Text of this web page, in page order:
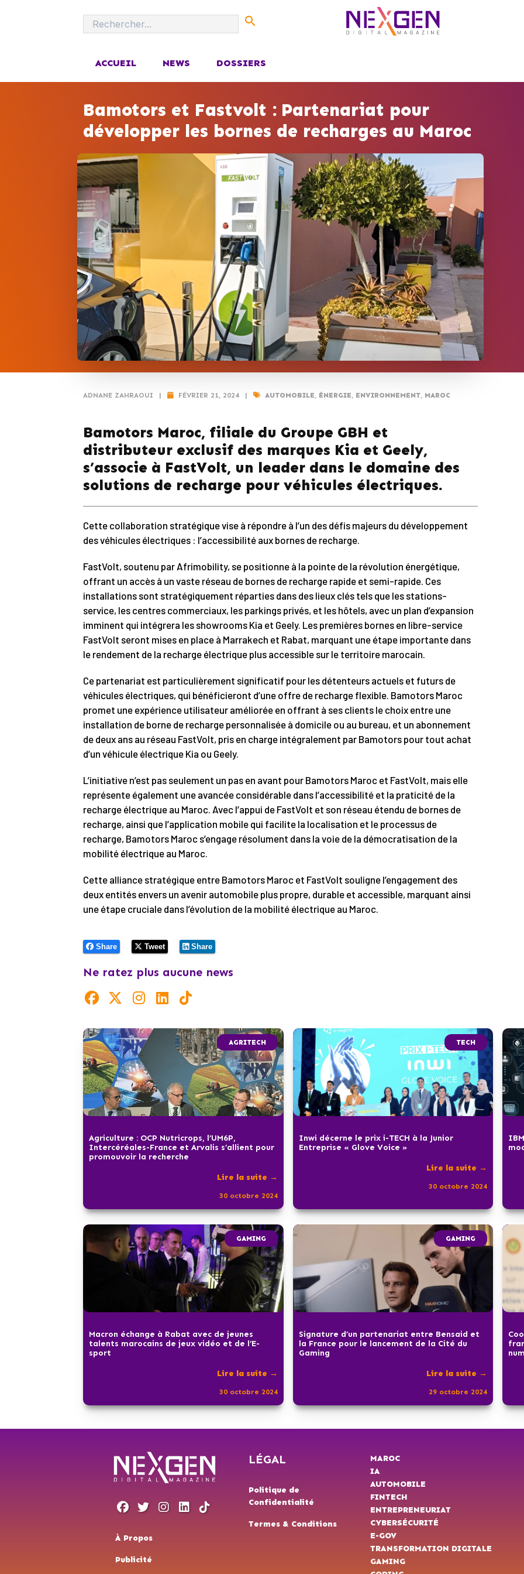
ACCUEIL NEWS DOSSIERS
Bamotors et Fastvolt : Partenariat pour
développer les bornes de recharges au Maroc
ADNANE ZAHRAOUI | FÉVRIER 21, 2024 | AUTOMOBILE, ÉNERGIE, ENVIRONNEMENT, MAROC
Bamotors Maroc, filiale du Groupe GBH et
distributeur exclusif des marques Kia et Geely,
s’associe à FastVolt, un leader dans le domaine des
solutions de recharge pour véhicules électriques.
Cette collaboration stratégique vise à répondre à l’un des défis majeurs du développement
des véhicules électriques : l’accessibilité aux bornes de recharge.
FastVolt, soutenu par Afrimobility, se positionne à la pointe de la révolution énergétique,
offrant un accès à un vaste réseau de bornes de recharge rapide et semi-rapide. Ces
installations sont stratégiquement réparties dans des lieux clés tels que les stations-
service, les centres commerciaux, les parkings privés, et les hôtels, avec un plan d’expansion
imminent qui intégrera les showrooms Kia et Geely. Les premières bornes en libre-service
FastVolt seront mises en place à Marrakech et Rabat, marquant une étape importante dans
le rendement de la recharge électrique plus accessible sur le territoire marocain.
Ce partenariat est particulièrement significatif pour les détenteurs actuels et futurs de
véhicules électriques, qui bénéficieront d’une offre de recharge flexible. Bamotors Maroc
promet une expérience utilisateur améliorée en offrant à ses clients le choix entre une
installation de borne de recharge personnalisée à domicile ou au bureau, et un abonnement
de deux ans au réseau FastVolt, pris en charge intégralement par Bamotors pour tout achat
d’un véhicule électrique Kia ou Geely.
L’initiative n’est pas seulement un pas en avant pour Bamotors Maroc et FastVolt, mais elle
représente également une avancée considérable dans l’accessibilité et la praticité de la
recharge électrique au Maroc. Avec l’appui de FastVolt et son réseau étendu de bornes de
recharge, ainsi que l’application mobile qui facilite la localisation et le processus de
recharge, Bamotors Maroc s’engage résolument dans la voie de la démocratisation de la
mobilité électrique au Maroc.
Cette alliance stratégique entre Bamotors Maroc et FastVolt souligne l’engagement des
deux entités envers un avenir automobile plus propre, durable et accessible, marquant ainsi
une étape cruciale dans l’évolution de la mobilité électrique au Maroc.
Share Tweet Share
Ne ratez plus aucune news
AGRITECH
Agriculture : OCP Nutricrops, l’UM6P,
Intercéréales-France et Arvalis s’allient pour
promouvoir la recherche
Lire la suite →
30 octobre 2024
TECH
Inwi décerne le prix i-TECH à la Junior
Entreprise « Glove Voice »
Lire la suite →
30 octobre 2024
GAMING
Macron échange à Rabat avec de jeunes
talents marocains de jeux vidéo et de l’E-
sport
Lire la suite →
30 octobre 2024
GAMING
Signature d’un partenariat entre Bensaid et
la France pour le lancement de la Cité du
Gaming
Lire la suite →
29 octobre 2024
À Propos
Publicité
LÉGAL
Politique de
Confidentialité
Termes & Conditions
MAROC
IA
AUTOMOBILE
FINTECH
ENTREPRENEURIAT
CYBERSÉCURITÉ
E-GOV
TRANSFORMATION DIGITALE
GAMING